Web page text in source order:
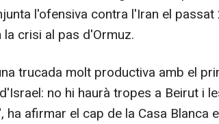
l'ofensiva contra l'Iran el
crisi al pas d'Ormuz.
trucada molt productiva amb el
no hi haurà tropes a Beirut i
ha afirmar el cap de la Casa Blanca